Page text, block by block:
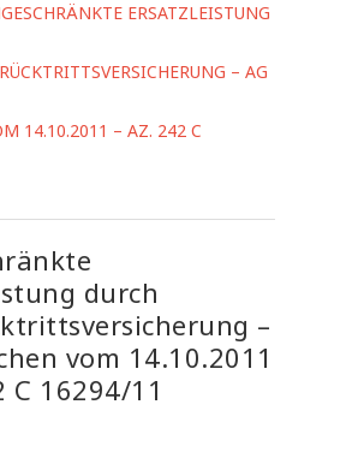
ERSATZLEISTUNG
– AG
14.10.2011 – AZ. 242 C
durch
–
vom 14.10.2011
C 16294/11